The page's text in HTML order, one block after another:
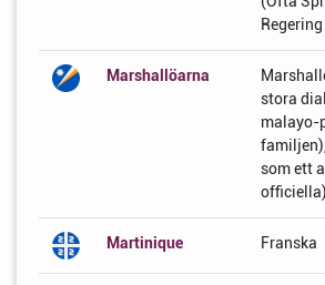
Marshallöarna
stora
malayo-
som ett
Martinique Franska